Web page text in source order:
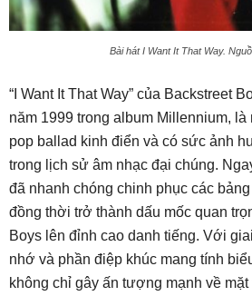
Bài hát I Want It That Way.
“I Want It That Way” của Backstreet
năm 1999 trong album Millennium, là
pop ballad kinh điển và có sức ảnh
trong lịch sử âm nhạc đại chúng.
đã nhanh chóng chinh phục các
đồng thời trở thành dấu mốc quan
Boys lên đỉnh cao danh tiếng. Với
nhớ và phần điệp khúc mang tính
không chỉ gây ấn tượng mạnh về